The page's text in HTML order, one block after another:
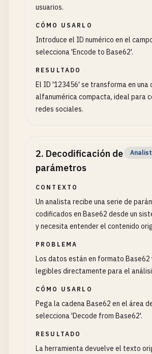
usuarios.
CÓMO USARLO
Introduce el ID numérico en el
selecciona 'Encode to Base62'.
RESULTADO
El ID '123456' se transforma en una
alfanumérica compacta, ideal para
redes sociales.
2. Decodificación de
parámetros
CONTEXTO
Un analista recibe una serie de
codificados en Base62 desde un
y necesita entender el contenido
PROBLEMA
Los datos están en formato Base62
legibles directamente para el
CÓMO USARLO
Pega la cadena Base62 en el área
selecciona 'Decode from Base62'.
RESULTADO
La herramienta devuelve el texto